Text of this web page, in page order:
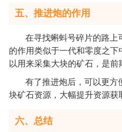
五、推进炮的作用
在寻找蝌蚪号碎片的路上
的作用类似于一代和零度之
以用来采集大块的矿石，是前
有了推进炮后，可以更
块矿石资源，大幅提升资源获
六、总结